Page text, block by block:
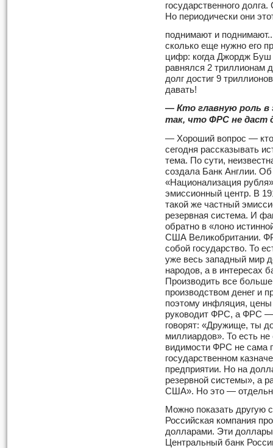
государственного
Но периодически они
поднимают и
сколь­ко еще нужно его
цифр: когда Джордж
равнялся 2 триллионам
долг достиг 9
давать!
— Кто главную роль
так, что ФРС не даст
— Хороший вопрос — кто
сегодня рассказывать
тема. По сути,
создала Банк Англии.
«Национализация
эмиссионный центр. В
такой же частный
резервная система. И
обратно в «лоно
США Велико­британии.
собой государство. То
уже весь западный мир
народов, а в интересах
Производить все
производством денег и
поэтому инфляция,
руководит ФРС, а ФРС —
говорят: «Дру­жище, ты
миллиардов». То есть
видимости ФРС не сама
государственном
предприятии. Но на
резервной системы», а
США». Но это —
Можно показать
Российская компания
долларами. Эти
Центральный банк